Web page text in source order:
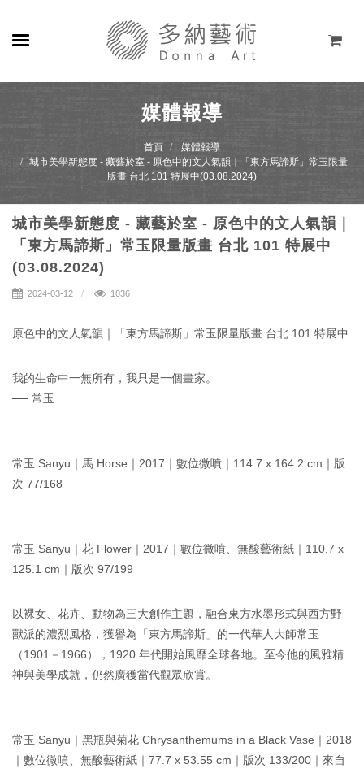
藝術家
線上藝廊
商店
媒體報導
首頁
媒體報導
城市美學新態度 - 藏藝於室 - 原色中的文人氣韻｜「東方馬諦斯」常玉限量
版畫 台北 101 特展中(03.08.2024)
城市美學新態度 - 藏藝於室 - 原色中的文人氣韻｜
「東方馬諦斯」常玉限量版畫 台北 101 特展中
(03.08.2024)
2024-03-12 1036
原色中的文人氣韻｜「東方馬諦斯」常玉限量版畫 台北 101 特展中
我的生命中一無所有，我只是一個畫家。
── 常玉
常玉 Sanyu｜馬 Horse｜2017｜數位微噴｜114.7 x 164.2 cm｜版
次 77/168
常玉 Sanyu｜花 Flower｜2017｜數位微噴、無酸藝術紙｜110.7 x
125.1 cm｜版次 97/199
以裸女、花卉、動物為三大創作主題，融合東方水墨形式與西方野
獸派的濃烈風格，獲譽為「東方馬諦斯」的一代華人大師常玉
（1901－1966），1920 年代開始風靡全球各地。至今他的風雅精
神與美學成就，仍然廣獲當代觀眾欣賞。
常玉 Sanyu｜黑瓶與菊花 Chrysanthemums in a Black Vase｜2018
｜數位微噴、無酸藝術紙｜77.7 x 53.55 cm｜版次 133/200｜來自